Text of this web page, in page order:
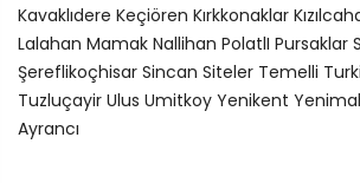
Kavaklıdere Keçiören Kırkkonaklar
Lalahan Mamak Nallihan PolatlI Pursaklar
Şereflikoçhisar Sincan Siteler Temelli
Tuzluçayir Ulus Umitkoy Yenikent
Ayrancı